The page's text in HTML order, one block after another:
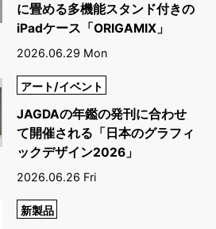
に畳める多機能スタンド付きの
iPadケース「ORIGAMIX」
2026.06.29 Mon
アート/イベント
JAGDAの年鑑の発刊に合わせ
て開催される「日本のグラフィ
ックデザイン2026」
2026.06.26 Fri
新製品